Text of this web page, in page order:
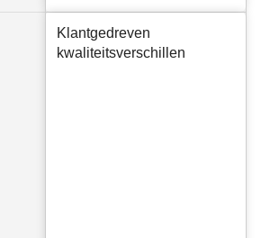
Klantgedreven
kwaliteitsverschillen